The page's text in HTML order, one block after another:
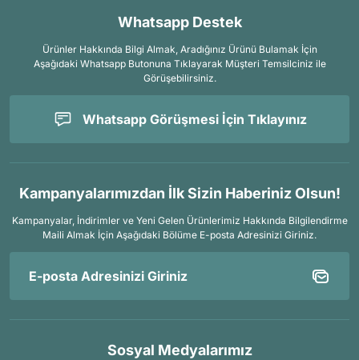
Whatsapp Destek
Ürünler Hakkında Bilgi Almak, Aradığınız Ürünü Bulamak İçin
Aşağıdaki Whatsapp Butonuna Tıklayarak Müşteri Temsilciniz ile
Görüşebilirsiniz.
Whatsapp Görüşmesi İçin Tıklayınız
Kampanyalarımızdan İlk Sizin Haberiniz Olsun!
Kampanyalar, İndirimler ve Yeni Gelen Ürünlerimiz Hakkında Bilgilendirme
Maili Almak İçin Aşağıdaki Bölüme E-posta Adresinizi Giriniz.
Sosyal Medyalarımız